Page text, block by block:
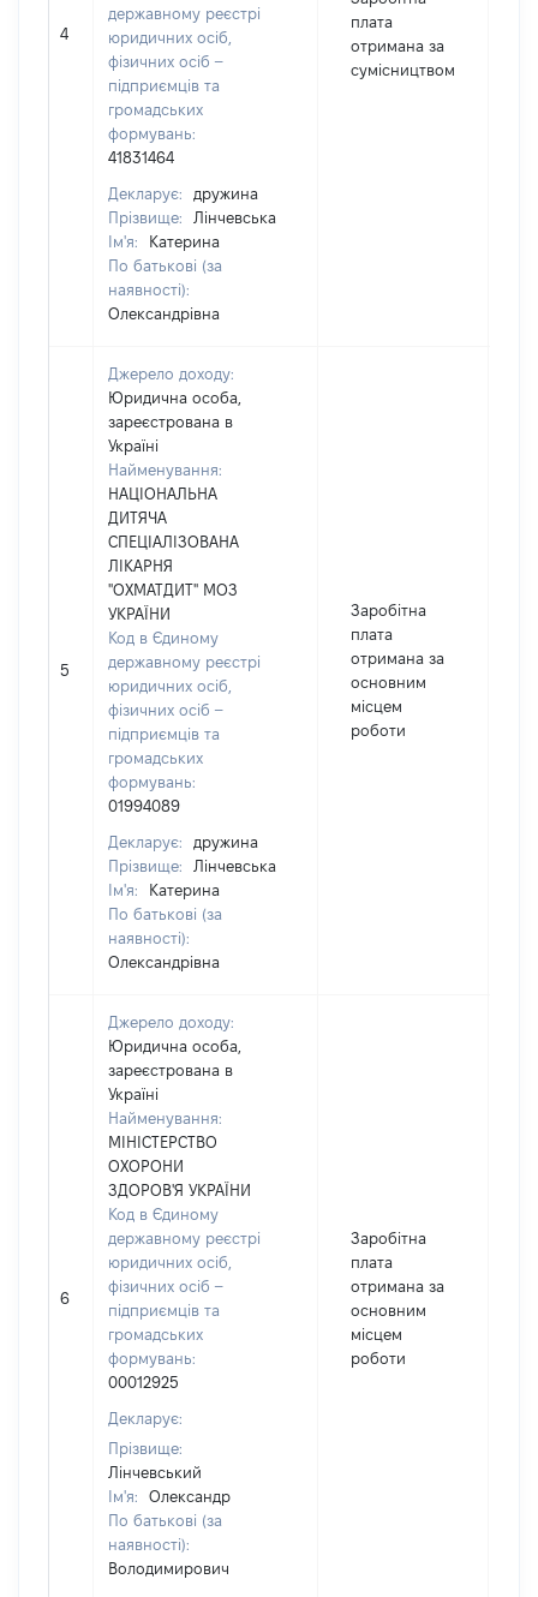
4
державному реєстрі
юридичних осіб,
фізичних осіб –
підприємців та
громадських
формувань:
41831464
Декларує:
дружина
Прізвище:
Лінчевська
Ім'я:
Катерина
По батькові (за
наявності):
Олександрівна
плата
отримана за
сумісництвом
5
Джерело доходу:
Юридична особа,
зареєстрована в
Україні
Найменування:
НАЦІОНАЛЬНА
ДИТЯЧА
СПЕЦІАЛІЗОВАНА
ЛІКАРНЯ
"ОХМАТДИТ" МОЗ
УКРАЇНИ
Код в Єдиному
державному реєстрі
юридичних осіб,
фізичних осіб –
підприємців та
громадських
формувань:
01994089
Декларує:
дружина
Прізвище:
Лінчевська
Ім'я:
Катерина
По батькові (за
наявності):
Олександрівна
Заробітна
плата
отримана за
основним
місцем
роботи
6
Джерело доходу:
Юридична особа,
зареєстрована в
Україні
Найменування:
МІНІСТЕРСТВО
ОХОРОНИ
ЗДОРОВ'Я УКРАЇНИ
Код в Єдиному
державному реєстрі
юридичних осіб,
фізичних осіб –
підприємців та
громадських
формувань:
00012925
Декларує:
Прізвище:
Лінчевський
Ім'я:
Олександр
По батькові (за
наявності):
Володимирович
Заробітна
плата
отримана за
основним
місцем
роботи